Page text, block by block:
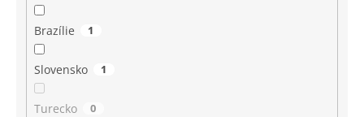
Brazílie 1
Slovensko 1
Turecko 0